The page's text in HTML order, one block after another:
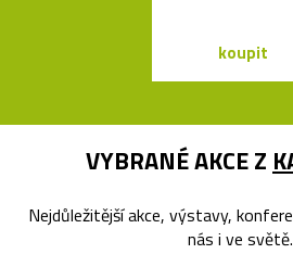
koupit
VYBRANÉ AKCE Z
Nejdůležitější akce, výstavy,
nás i ve